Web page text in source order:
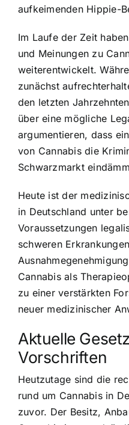
aufkeimenden Hippie-
Im Laufe der Zeit
und Meinungen zu
weiterentwickelt.
zunächst
den letzten
über eine mögliche
argumentieren, dass
von Cannabis die
Schwarzmarkt
Heute ist der
in Deutschland unter
Voraussetzungen
schweren Erkrankungen
Cannabis als
zu einer verstärkten
neuer medizinischer
Aktuelle
Vorschriften
Heutzutage sind die
rund um Cannabis in
zuvor. Der Besitz,